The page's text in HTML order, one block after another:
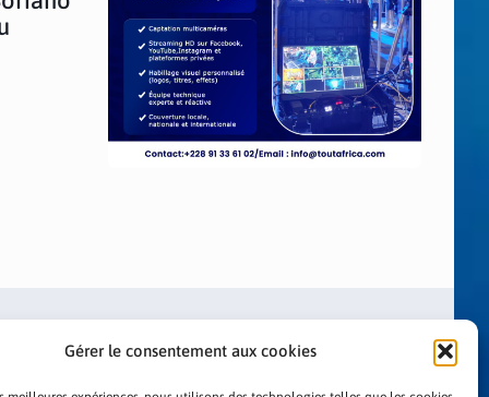
Gérer le consentement aux cookies